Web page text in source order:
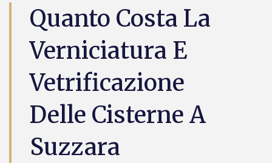
Quanto Costa La
Verniciatura E
Vetrificazione
Delle Cisterne A
Suzzara